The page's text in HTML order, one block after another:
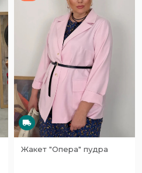
Жакет "Опера" пудра